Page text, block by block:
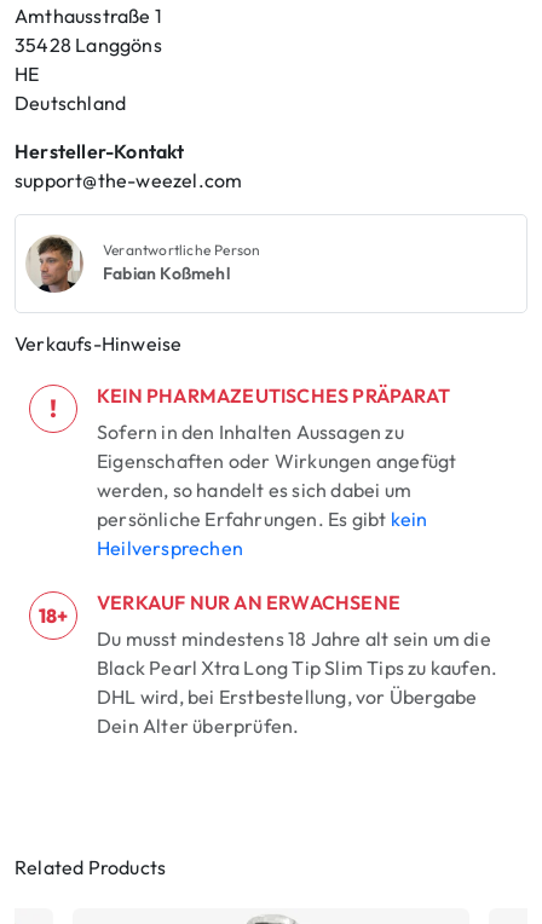
Amthausstraße 1
35428 Langgöns
HE
Deutschland
Hersteller-Kontakt
support@the-weezel.com
Verantwortliche Person
Fabian Koßmehl
Verkaufs-Hinweise
!
KEIN PHARMAZEUTISCHES PRÄPARAT
Sofern in den Inhalten Aussagen zu
Eigenschaften oder Wirkungen angefügt
werden, so handelt es sich dabei um
persönliche Erfahrungen. Es gibt kein
Heilversprechen
18+
VERKAUF NUR AN ERWACHSENE
Du musst mindestens 18 Jahre alt sein um die
Black Pearl Xtra Long Tip Slim Tips zu kaufen.
DHL wird, bei Erstbestellung, vor Übergabe
Dein Alter überprüfen.
Related Products